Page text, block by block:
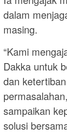
dalam
masing.
“Kami
Dakka untuk
dan
sampaikan
solusi